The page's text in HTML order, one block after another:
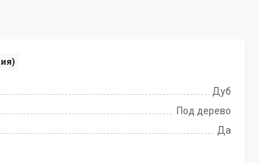
Дуб
Под дерево
Да